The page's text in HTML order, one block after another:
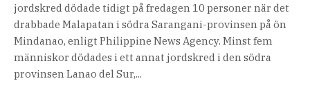
jordskred dödade tidigt på fredagen 10 personer när det
drabbade Malapatan i södra Sarangani-provinsen på ön
Mindanao, enligt Philippine News Agency. Minst fem
människor dödades i ett annat jordskred i den södra
provinsen Lanao del Sur,...